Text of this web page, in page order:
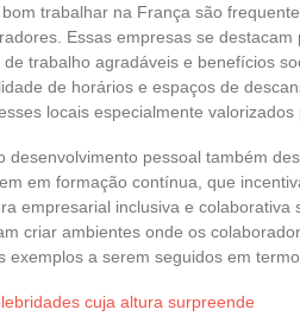
trabalhar na França são
Essas empresas se
trabalho agradáveis e benefícios
de horários e espaços de
locais especialmente valorizados
desenvolvimento pessoal também
em formação contínua, que
empresarial inclusiva e colaborativa
criar ambientes onde os
exemplos a serem seguidos em
cuja altura surpreende